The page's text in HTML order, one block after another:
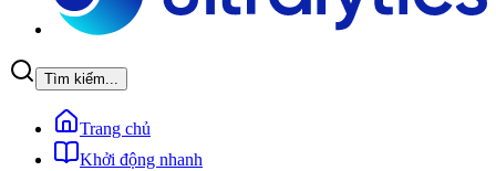
Tìm kiếm...
Trang chủ
Khởi động nhanh